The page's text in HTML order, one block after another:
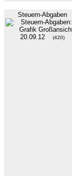
Steuern-Abgaben
20.09.12 (420)